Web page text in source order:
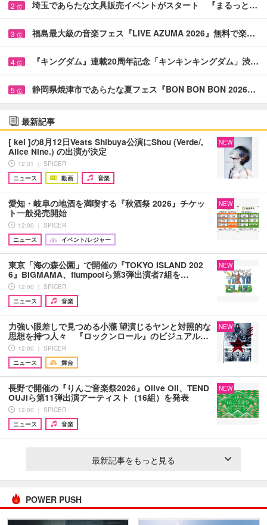
2 位 埼玉であらたな文具販売イベントがスタート 『まるっと…
3 位 福島最大級の音楽フェス『LIVE AZUMA 2026』無料で楽…
4 位 『キングダム』連載20周年記念「キンキンキングダム」渋…
5 位 静岡県焼津市であらたな夏フェス『BON BON BON 2026…
最新記事
[ kei ]の8月12日Veats Shibuya公演にShou (Verde/,
Alice Nine.) の出演が決定
12:31 ｜ SPICER
ニュース
動画 音楽
NEW
愛知・岐阜の地酒を満喫する『秋酒祭 2026』チケッ
ト一般発売開始
12:00 ｜ SPICER
ニュース
イベント/レジャー
NEW
東京「海の森公園」で開催の『TOKYO ISLAND 202
6』BIGMAMA、flumpoolら第3弾出演者7組を…
12:00 ｜ SPICER
ニュース
音楽
NEW
力強い眼差しで見つめる小瀧 望演じるヤンと対照的な
思想を持つ人々 『ロックンロール』のビジュアル…
12:00 ｜ SPICER
ニュース
舞台
NEW
長野で開催の『りんご音楽祭2026』Olive Oil、TEND
OUJIら第11弾出演アーティスト（16組）を発表
12:00 ｜ SPICER
ニュース
音楽
NEW
最新記事をもっと見る
POWER PUSH